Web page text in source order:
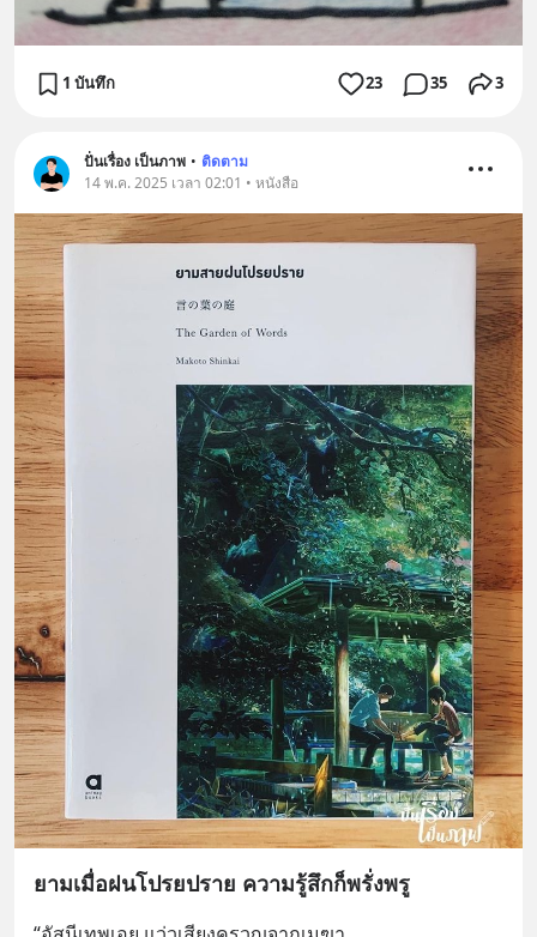
1 บันทึก 23 35 3
ปั่นเรื่อง เป็นภาพ • ติดตาม
14 พ.ค. 2025 เวลา 02:01 • หนังสือ
ยามเมื่อฝนโปรยปราย ความรู้สึกก็พรั่งพรู